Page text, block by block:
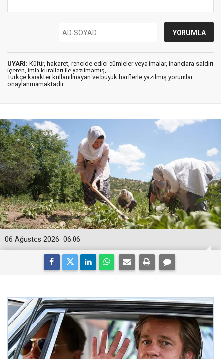
UYARI: Küfür, hakaret, rencide edici cümleler veya imalar, inançlara saldırı
içeren, imla kuralları ile yazılmamış,
Türkçe karakter kullanılmayan ve büyük harflerle yazılmış yorumlar
onaylanmamaktadır.
06:06
06 Ağustos 2026